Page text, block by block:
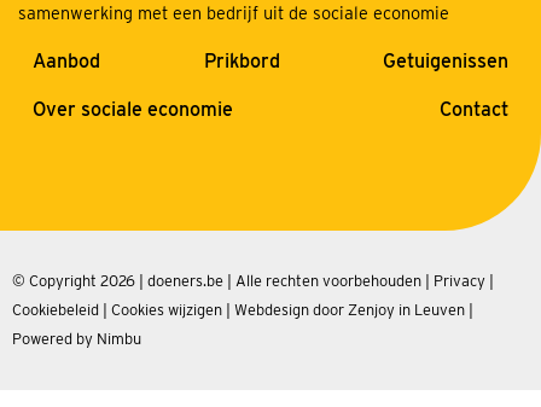
samenwerking met een bedrijf uit de sociale economie
Aanbod Prikbord Getuigenissen
Over sociale economie Contact
© Copyright 2026 | doeners.be | Alle rechten voorbehouden | Privacy
Cookiebeleid
Cookies wijzigen Webdesign door Zenjoy in Leuven
Powered by Nimbu